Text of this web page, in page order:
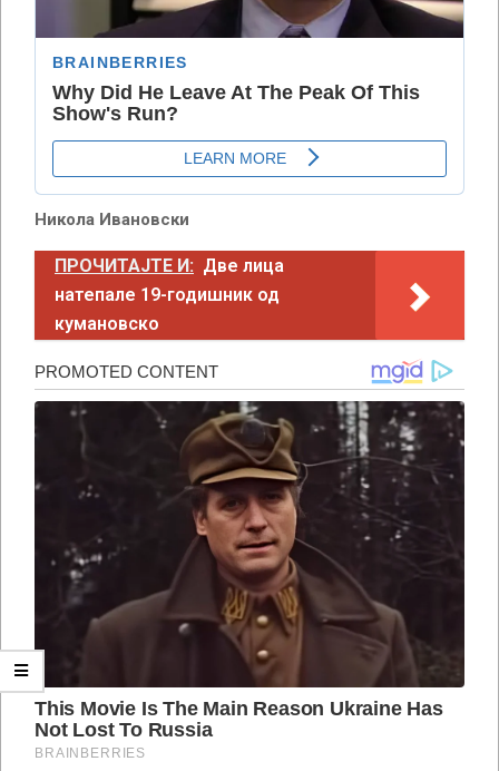
Никола Ивановски
ПРОЧИТАЈТЕ И: Две лица
натепале 19-годишник од
кумановско